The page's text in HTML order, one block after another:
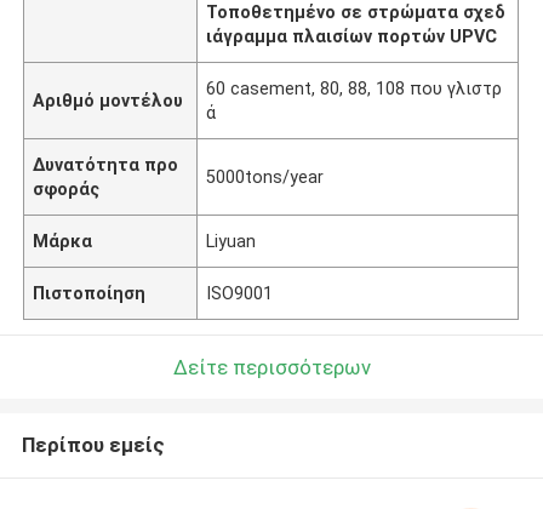
Τοποθετημένο σε στρώματα σχεδ
ιάγραμμα πλαισίων πορτών UPVC
Αριθμό μοντέλου
60 casement, 80, 88, 108 που γλιστρ
ά
Δυνατότητα προ
σφοράς
5000tons/year
Μάρκα Liyuan
Πιστοποίηση ISO9001
Δείτε περισσότερων
Περίπου εμείς